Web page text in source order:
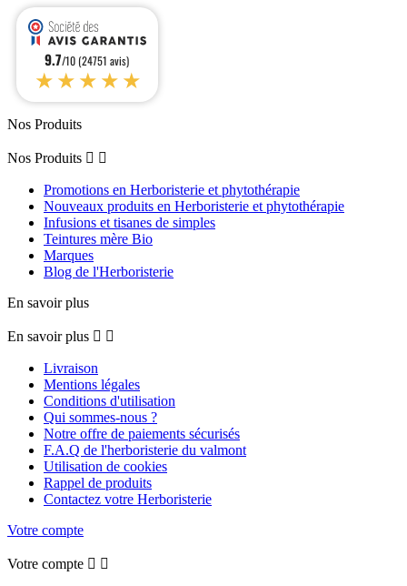
9.7/10 (24751 avis)
★★★★★
Nos Produits
Nos Produits  
Promotions en Herboristerie et phytothérapie
Nouveaux produits en Herboristerie et phytothérapie
Infusions et tisanes de simples
Teintures mère Bio
Marques
Blog de l'Herboristerie
En savoir plus
En savoir plus  
Livraison
Mentions légales
Conditions d'utilisation
Qui sommes-nous ?
Notre offre de paiements sécurisés
F.A.Q de l'herboristerie du valmont
Utilisation de cookies
Rappel de produits
Contactez votre Herboristerie
Votre compte
Votre compte  